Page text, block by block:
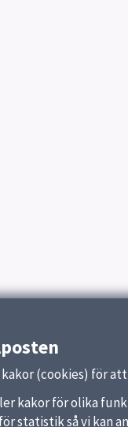
(cookies) för
kakor för olika
statistik så vi kan